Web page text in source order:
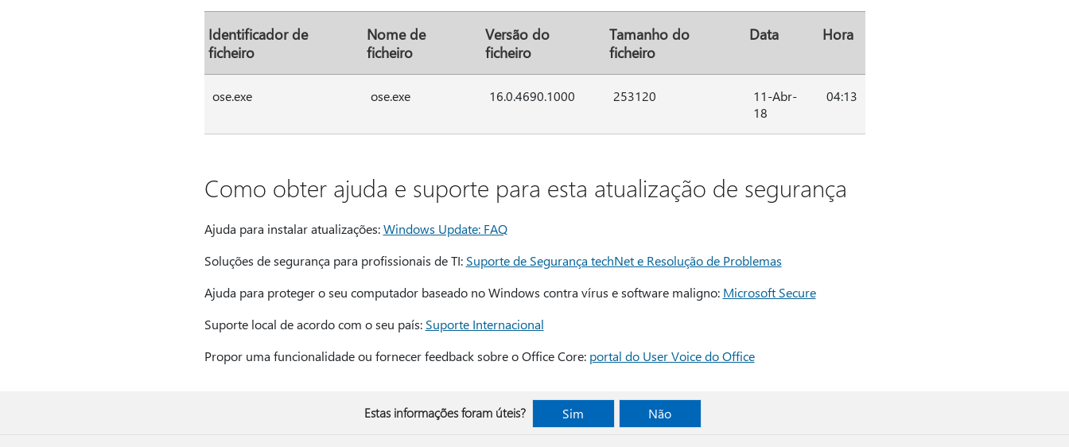
Identificador de
ficheiro
Nome de
ficheiro
Versão do
ficheiro
Tamanho do
ficheiro
Data Hora
ose.exe ose.exe 16.0.4690.1000 253120
11-Abr-
18
04:13
Como obter ajuda e suporte para esta atualização de segurança
Ajuda para instalar atualizações:Windows Update: FAQ
Soluções de segurança para profissionais de TI: Suporte de Segurança techNet e Resolução de Problemas
Ajuda para proteger o seu computador baseado no Windows contra vírus e software maligno: Microsoft Secure
Suporte local de acordo com o seu país: Suporte Internacional
Propor uma funcionalidade ou fornecer feedback sobre o Office Core: portal do User Voice do Office
Estas informações foram úteis? Sim Não